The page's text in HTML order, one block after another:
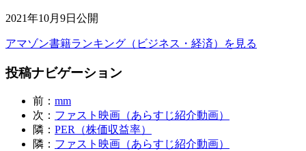
2021年10月9日公開
アマゾン書籍ランキング（ビジネス・経済）を見る
投稿ナビゲーション
前： mm
次： ファスト映画（あらすじ紹介動画）
隣： PER（株価収益率）
隣： ファスト映画（あらすじ紹介動画）